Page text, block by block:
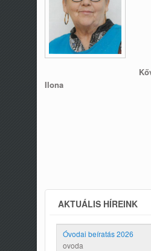
Kővágóné
Ilona
AKTUÁLIS HÍREINK
Óvodai beíratás 2026
ovoda